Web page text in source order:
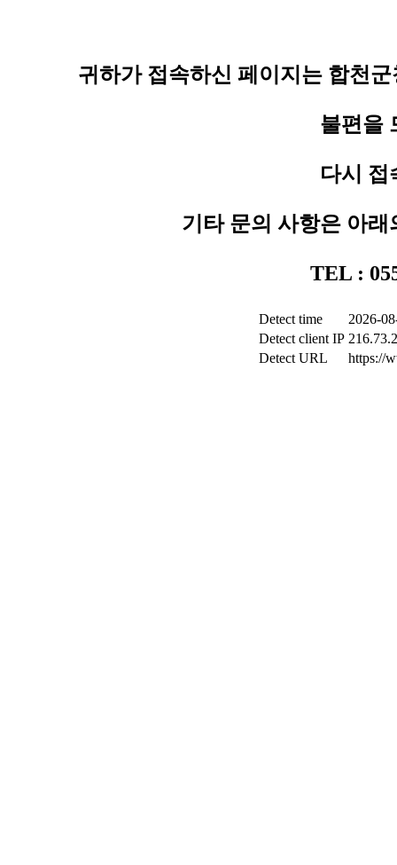
귀하가 접속하신 페이지는 합천
불편을
다시 접
기타 문의 사항은 아
TEL :
Detect time
2026-
Detect client IP
Detect URL
https://